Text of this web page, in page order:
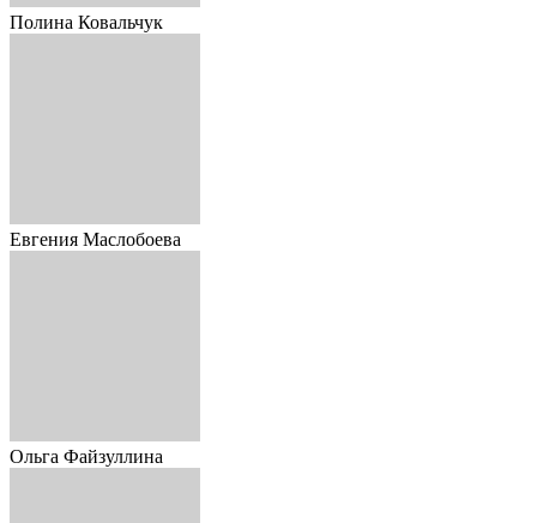
Полина Ковальчук
Евгения Маслобоева
Ольга Файзуллина